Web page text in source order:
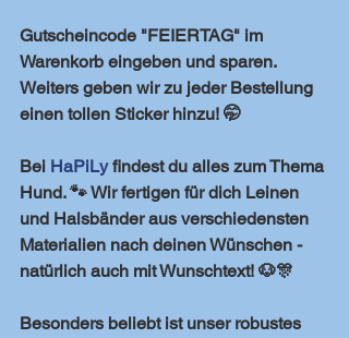
Gutscheincode "FEIERTAG" im
Warenkorb eingeben und sparen.
Weiters geben wir zu jeder Bestellung
einen tollen Sticker hinzu! 🤭
Bei HaPiLy findest du alles zum Thema
Hund. 🐾 Wir fertigen für dich Leinen
und Halsbänder aus verschiedensten
Materialien nach deinen Wünschen -
natürlich auch mit Wunschtext! 🐶🎊
Besonders beliebt ist unser robustes